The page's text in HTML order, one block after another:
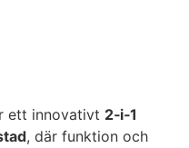
ett innovativt 2‑i‑1
, där funktion och